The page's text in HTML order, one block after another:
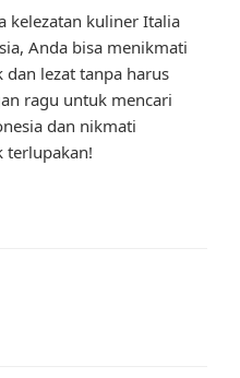
kelezatan kuliner Italia
Anda bisa menikmati
lezat tanpa harus
ragu untuk mencari
dan nikmati
terlupakan!